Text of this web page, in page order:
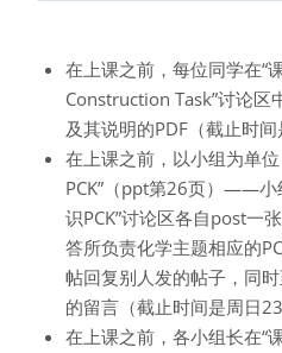
在上课之前 ，每位同学在
Construction Task”讨论
及其说明的PDF（截止时间
在上课之前 ， 以小组为单
PCK”（ppt第26页）——小
识PCK”讨论区各自post一
答所负责化学主题相应的
帖回复别人发的帖子，同
的留言（截止时间是周日
在上课之前 ， 各小组长在“